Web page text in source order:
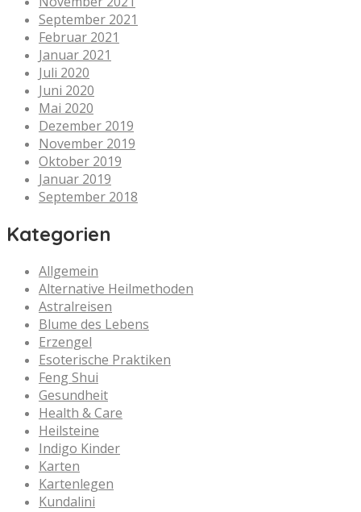
September 2021
Februar 2021
Januar 2021
Juli 2020
Juni 2020
Mai 2020
Dezember 2019
November 2019
Oktober 2019
Januar 2019
September 2018
Kategorien
Allgemein
Alternative Heilmethoden
Astralreisen
Blume des Lebens
Erzengel
Esoterische Praktiken
Feng Shui
Gesundheit
Health & Care
Heilsteine
Indigo Kinder
Karten
Kartenlegen
Kundalini